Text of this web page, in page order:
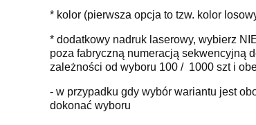
* kolor (pierwsza opcja to tzw. kolor
* dodatkowy nadruk laserowy, wybierz
poza fabryczną numeracją sekwencyjną
zależności od wyboru 100 / 1000 szt i
- w przypadku gdy wybór wariantu jest
dokonać wyboru